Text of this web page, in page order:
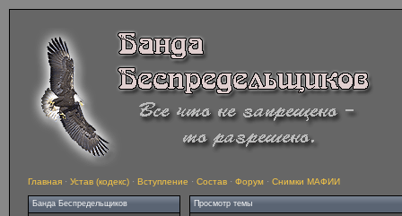
Главная · Устав (кодекс) · Вступление · Состав · Форум · Снимки МАФИИ
Банда Беспредельщиков Просмотр темы